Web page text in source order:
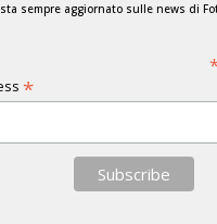
sempre aggiornato sulle news di
*